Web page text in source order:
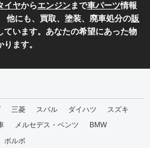
イヤからエンジンまで車パーツ情報
他にも、買取、塗装、廃車処分の販
ています。あなたの希望にあった物
ます。
三菱 スバル ダイハツ
スズキ
メルセデス・ベンツ
BMW
ボルボ